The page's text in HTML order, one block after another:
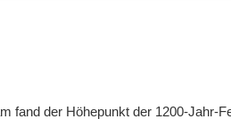
fand der Höhepunkt der 1200-Jahr-